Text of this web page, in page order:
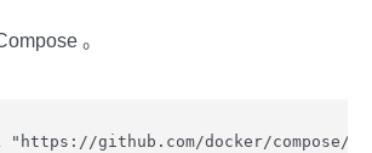
。
"https://github.com/docker/